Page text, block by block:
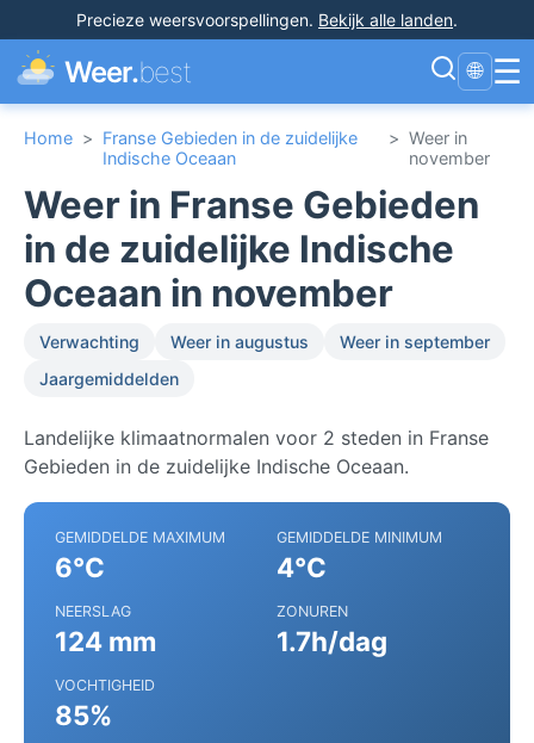
Precieze weersvoorspellingen. Bekijk alle landen.
Weer.best 🌐 ☰
Home > Franse Gebieden in de zuidelijke
Indische Oceaan
> Weer in
november
Weer in Franse Gebieden
in de zuidelijke Indische
Oceaan in november
Verwachting Weer in augustus
Weer in september
Jaargemiddelden
Landelijke klimaatnormalen voor 2 steden in Franse
Gebieden in de zuidelijke Indische Oceaan.
GEMIDDELDE MAXIMUM
6°C
GEMIDDELDE MINIMUM
4°C
NEERSLAG
124 mm
ZONUREN
1.7h/dag
VOCHTIGHEID
85%